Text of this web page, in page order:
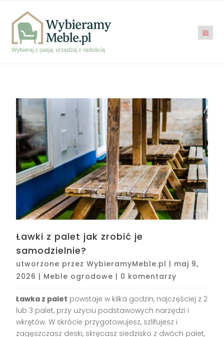
Ławki z palet jak zrobić je
samodzielnie?
utworzone przezWybieramyMeble.pl | maj 9,
2026 | Meble ogrodowe | 0 komentarzy
Ławka z palet powstaje w kilka godzin, najczęściej z 2
lub 3 palet, przy użyciu podstawowych narzędzi i
wkrętów. W skrócie przygotowujesz, szlifujesz i
zagęszczasz deski, skręcasz siedzisko z dwóch palet,